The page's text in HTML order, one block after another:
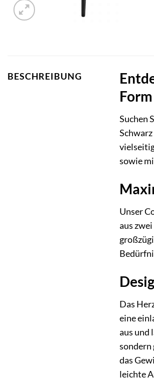
BESCHREIBUNG
Suchen
sowie
Unser
aus
Das
eine
aus und
sondern
das
leichte